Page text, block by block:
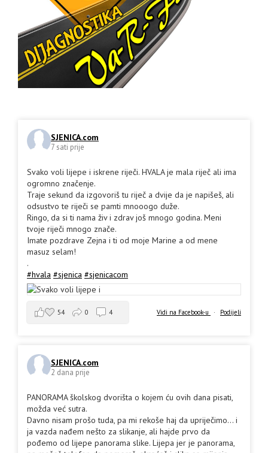
SJENICA.com
7 sati prije
Svako voli lijepe i iskrene riječi. HVALA je mala riječ ali ima
ogromno značenje.
Traje sekund da izgovoriš tu riječ a dvije da je napišeš, ali
odsustvo te riječi se pamti mnooogo duže.
Ringo, da si ti nama živ i zdrav još mnogo godina. Meni
tvoje riječi mnogo znače.
Imate pozdrave Zejna i ti od moje Marine a od mene
masuz selam!
.
#hvala #sjenica #sjenicacom
Vidi na Facebook-u · Podijeli
54 0 4
SJENICA.com
2 dana prije
PANORAMA školskog dvorišta o kojem ću ovih dana pisati,
možda već sutra.
Davno nisam prošo tuda, pa mi rekoše haj da upriječimo... i
ja vazda nađem nešto za slikanje, ali hajde prvo da
pođemo od lijepe panorama slike. Lijepa jer je panorama,